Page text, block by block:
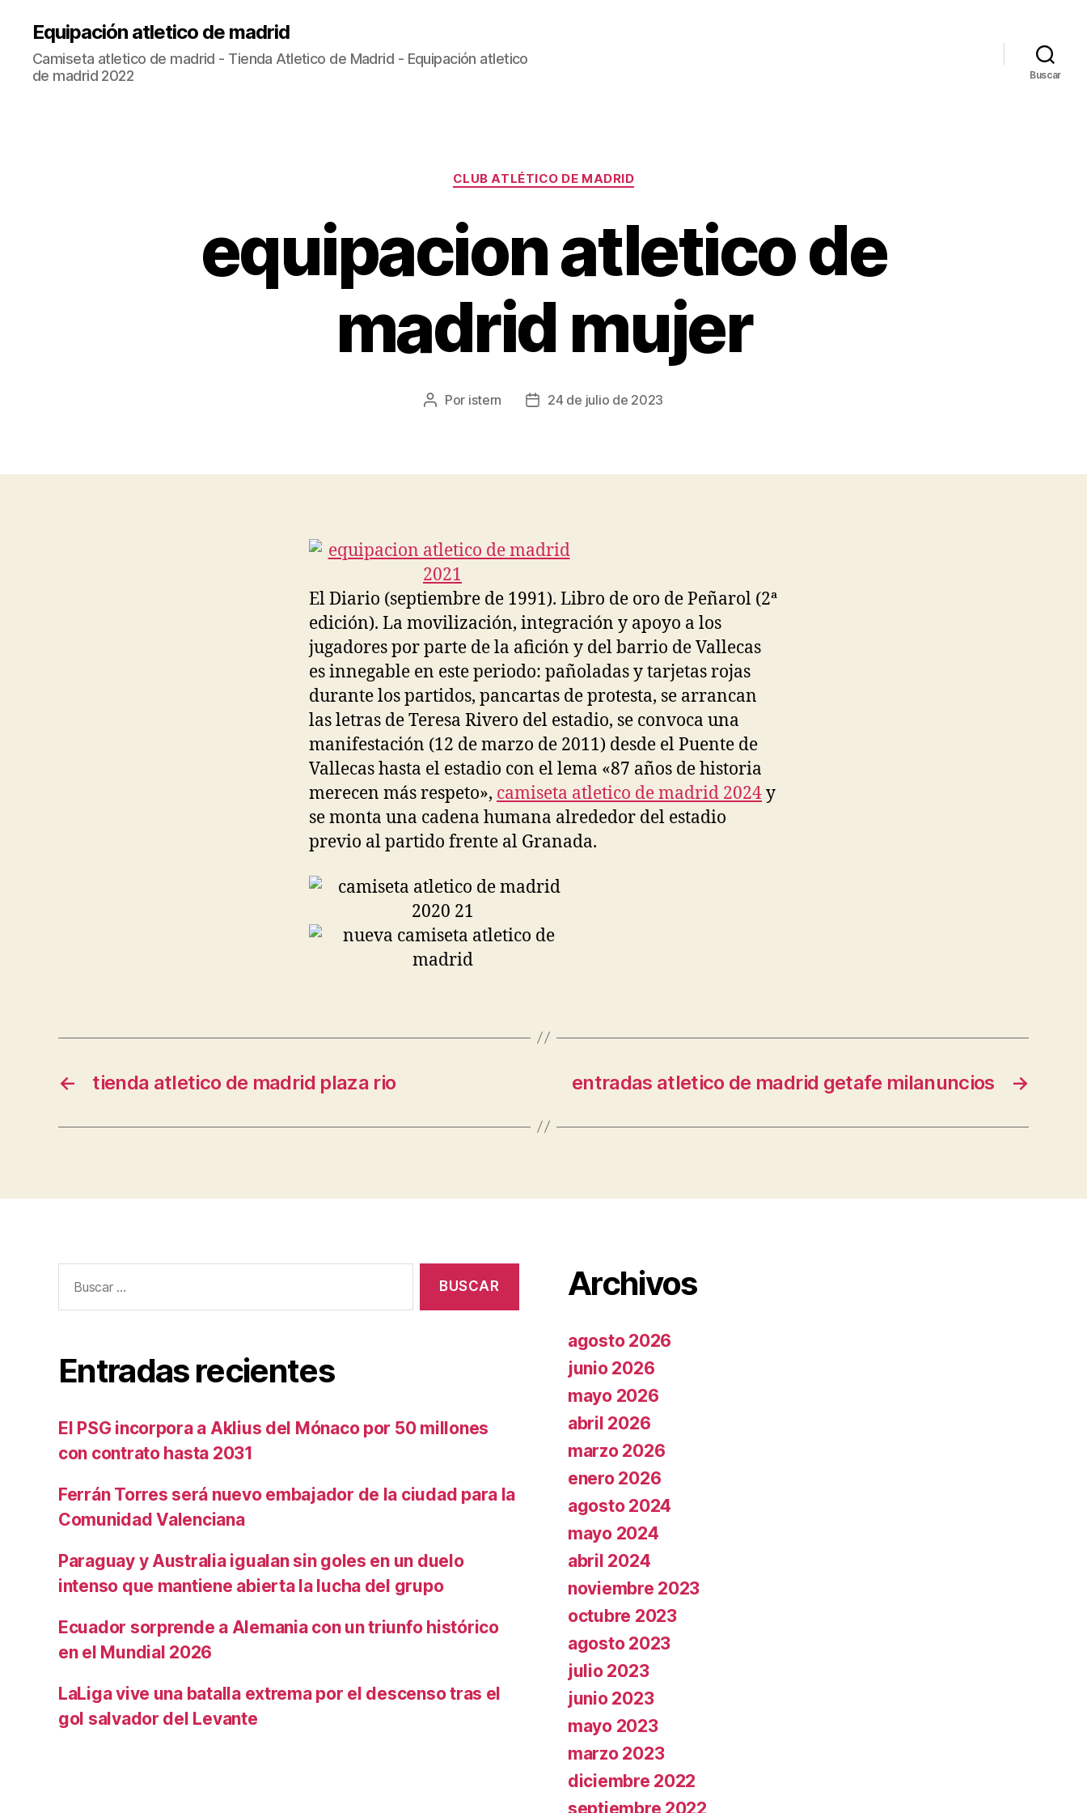
Equipación atletico de madrid
Camiseta atletico de madrid - Tienda Atletico de Madrid - Equipación atletico
de madrid 2022
Buscar
Categorías
CLUB ATLÉTICO DE MADRID
equipacion atletico de
madrid mujer
Autor
Por istern
Fecha24 de julio de 2023
El Diario (septiembre de 1991). Libro de oro de Peñarol (2ª
edición). La movilización, integración y apoyo a los
jugadores por parte de la afición y del barrio de Vallecas
es innegable en este periodo: pañoladas y tarjetas rojas
durante los partidos, pancartas de protesta, se arrancan
las letras de Teresa Rivero del estadio, se convoca una
manifestación (12 de marzo de 2011) desde el Puente de
Vallecas hasta el estadio con el lema «87 años de historia
merecen más respeto», camiseta atletico de madrid 2024y
se monta una cadena humana alrededor del estadio
previo al partido frente al Granada.
← tienda atletico de madrid plaza rio →
entradas atletico de madrid getafe milanuncios
Entradas recientes
El PSG incorpora a Aklius del Mónaco por 50 millones
con contrato hasta 2031
Ferrán Torres será nuevo embajador de la ciudad para la
Comunidad Valenciana
Paraguay y Australia igualan sin goles en un duelo
intenso que mantiene abierta la lucha del grupo
Ecuador sorprende a Alemania con un triunfo histórico
en el Mundial 2026
LaLiga vive una batalla extrema por el descenso tras el
gol salvador del Levante
Archivos
agosto 2026
junio 2026
mayo 2026
abril 2026
marzo 2026
enero 2026
agosto 2024
mayo 2024
abril 2024
noviembre 2023
octubre 2023
agosto 2023
julio 2023
junio 2023
mayo 2023
marzo 2023
diciembre 2022
septiembre 2022